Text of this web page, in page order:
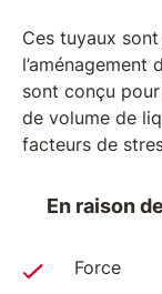
Ces tuyaux
sont conçu
de volume de
facteurs de
En raison
Force